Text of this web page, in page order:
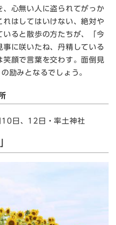
心無い人に盗られてがっか
れはしてはいけない、絶対や
ると散歩の方たちが、「今
に咲いたね、丹精している
顔で言葉を交わす。面倒見
励みとなるでしょう。
日、12日・率土神社